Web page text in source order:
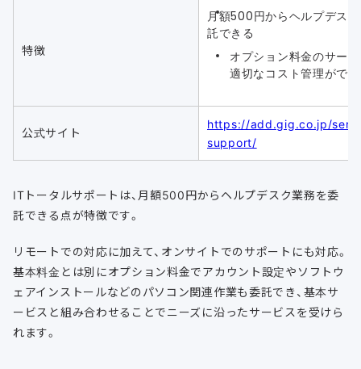
特徴
月額500円からヘルプデス
託できる
オプション料金のサー
適切なコスト管理がで
公式サイト
https://add.gig.co.jp/
support/
ITトータルサポートは、月額500円からヘルプデスク業務を委
託できる点が特徴です。
リモートでの対応に加えて、オンサイトでのサポートにも対応。
基本料金とは別にオプション料金でアカウント設定やソフトウ
ェアインストールなどのパソコン関連作業も委託でき、基本サ
ービスと組み合わせることでニーズに沿ったサービスを受けら
れます。